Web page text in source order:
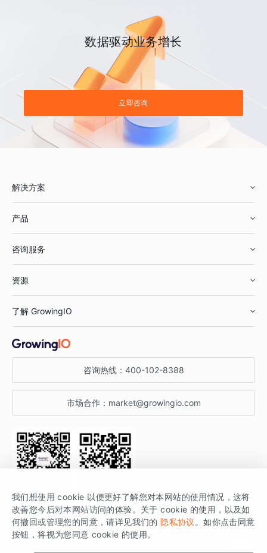
数据驱动业务增长
立即咨询
解决方案
鞋服行业
汽车行业
金融行业
产品
智能运营
获客分析
咨询服务
资源
增长公开课
增长博客
开发者文档
SDK 文档
场景指南
了解 GrowingIO
关于 GrowingIO
增长大会
行业活动
咨询热线： 400-102-8388
市场合作： market@growingio.com
关注公众号 获取更多干货
GrowingIO 是专注于数据智能分析与增长的品牌，核心平台为 GrowingIO
分析云。
我们想使用 cookie 以便更好了解您对本网站的使用情况，这将
改善您今后对本网站访问的体验。关于 cookie 的使用，以及如
何撤回或管理您的同意，请详见我们的 隐私协议 。如你点击同意
按钮，将视为您同意 cookie 的使用。